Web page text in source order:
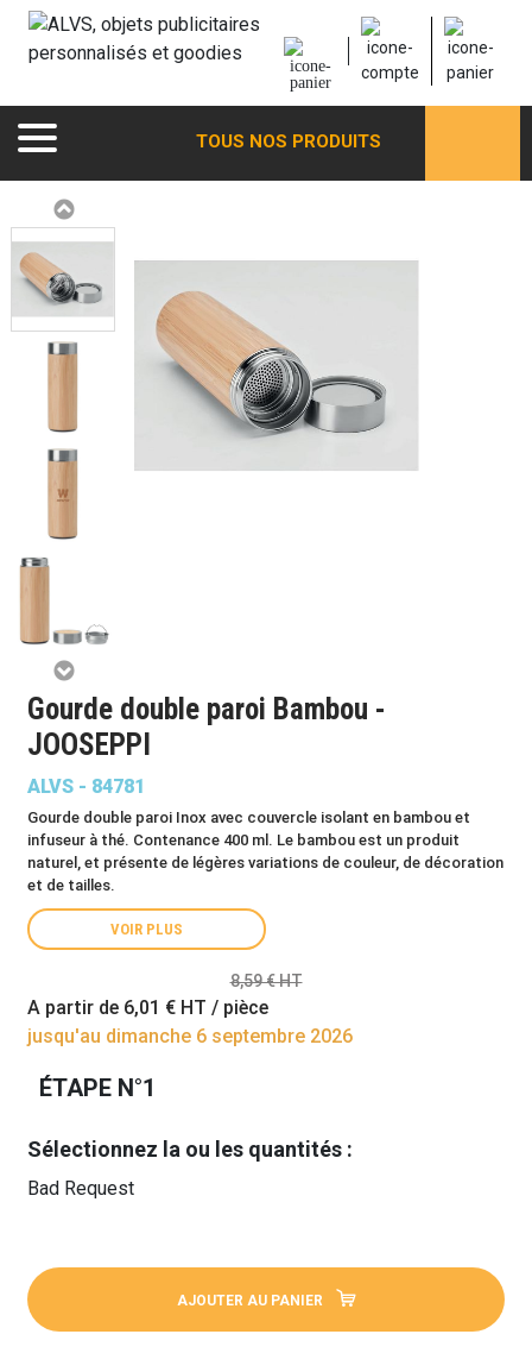
TOUS NOS PRODUITS
Gourde double paroi Bambou -
JOOSEPPI
ALVS - 84781
Gourde double paroi Inox avec couvercle isolant en bambou et
infuseur à thé. Contenance 400 ml. Le bambou est un produit
naturel, et présente de légères variations de couleur, de décoration
et de tailles.
VOIR PLUS
8,59 € HT
A partir de 6,01 € HT / pièce
jusqu'au dimanche 6 septembre 2026
ÉTAPE N°1
Sélectionnez la ou les quantités :
Bad Request
AJOUTER AU PANIER